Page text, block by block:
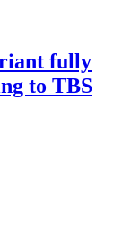
fully
to TBS